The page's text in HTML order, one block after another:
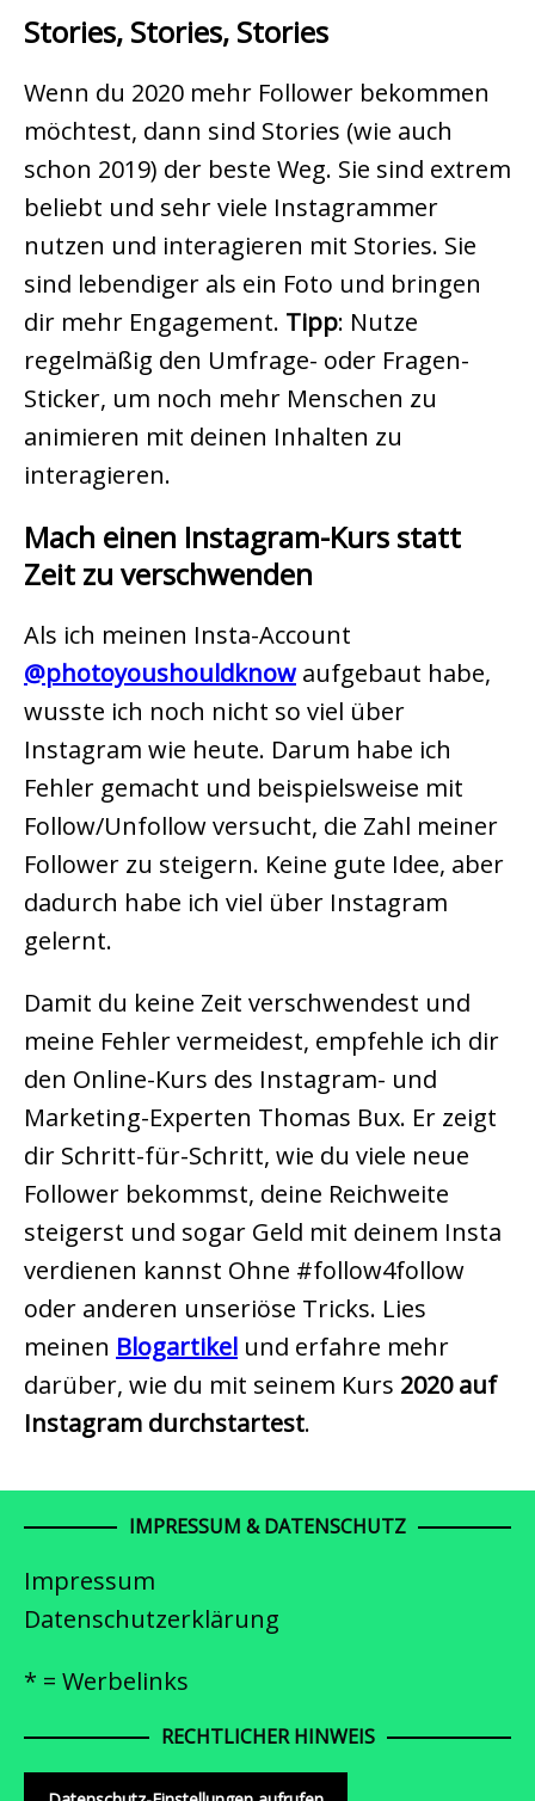
Stories, Stories, Stories
Wenn du 2020 mehr Follower bekommen
möchtest, dann sind Stories (wie auch
schon 2019) der beste Weg. Sie sind extrem
beliebt und sehr viele Instagrammer
nutzen und interagieren mit Stories. Sie
sind lebendiger als ein Foto und bringen
dir mehr Engagement. Tipp: Nutze
regelmäßig den Umfrage- oder Fragen-
Sticker, um noch mehr Menschen zu
animieren mit deinen Inhalten zu
interagieren.
Mach einen Instagram-Kurs statt
Zeit zu verschwenden
Als ich meinen Insta-Account
@photoyoushouldknow aufgebaut habe,
wusste ich noch nicht so viel über
Instagram wie heute. Darum habe ich
Fehler gemacht und beispielsweise mit
Follow/Unfollow versucht, die Zahl meiner
Follower zu steigern. Keine gute Idee, aber
dadurch habe ich viel über Instagram
gelernt.
Damit du keine Zeit verschwendest und
meine Fehler vermeidest, empfehle ich dir
den Online-Kurs des Instagram- und
Marketing-Experten Thomas Bux. Er zeigt
dir Schritt-für-Schritt, wie du viele neue
Follower bekommst, deine Reichweite
steigerst und sogar Geld mit deinem Insta
verdienen kannst Ohne #follow4follow
oder anderen unseriöse Tricks. Lies
meinen Blogartikel und erfahre mehr
darüber, wie du mit seinem Kurs 2020 auf
Instagram durchstartest.
IMPRESSUM & DATENSCHUTZ
Impressum
Datenschutzerklärung
* = Werbelinks
RECHTLICHER HINWEIS